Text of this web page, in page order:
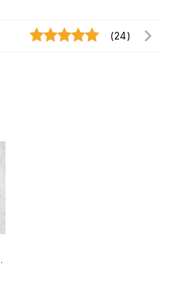
(24)